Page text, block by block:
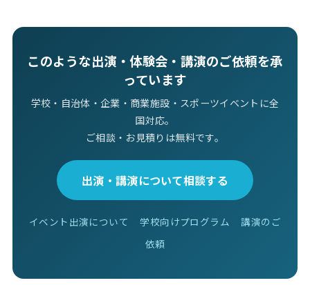
このような出演・体験会・講演のご依頼を承
っています
学校・自治体・企業・商業施設・スポーツイベントに全
国対応。
ご相談・お見積りは無料です。
出演・講演について相談する
イベント出演について 学校向けプログラム
講演のご
依頼